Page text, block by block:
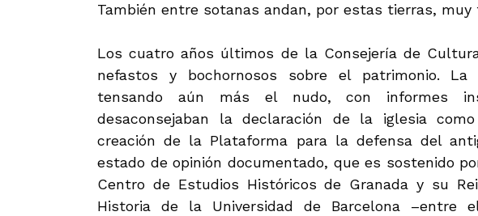
También entre sotanas andan, por estas tierras, muy
Los cuatro años últimos de la Consejería de
nefastos y bochornosos sobre el patrimonio. La
tensando aún más el nudo, con informes
desaconsejaban la declaración de la iglesia
creación de la Plataforma para la defensa del
estado de opinión documentado, que es sostenido
Centro de Estudios Históricos de Granada y su
Historia de la Universidad de Barcelona –entre